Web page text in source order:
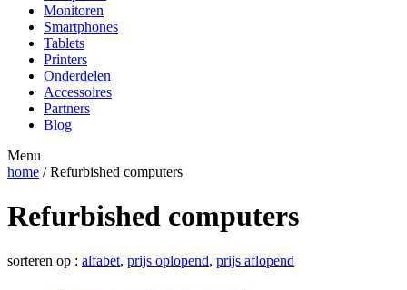
Monitoren
Smartphones
Tablets
Printers
Onderdelen
Accessoires
Partners
Blog
Menu
home / Refurbished computers
Refurbished computers
sorteren op : alfabet, prijs oplopend, prijs aflopend